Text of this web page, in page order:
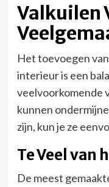
Valkuilen
Het toevoegen
interieur is een
veelvoorkomende
kunnen
zijn, kun je ze
Te Veel van
De meest